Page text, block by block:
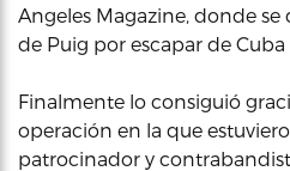
Angeles Magazine, donde
de Puig por escapar de
Finalmente lo consiguió
operación en la que
patrocinador y